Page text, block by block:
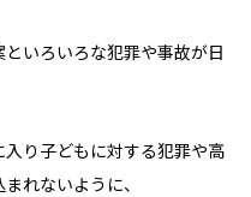
いろいろな犯罪や事故が日
り子どもに対する犯罪や高
れないように、